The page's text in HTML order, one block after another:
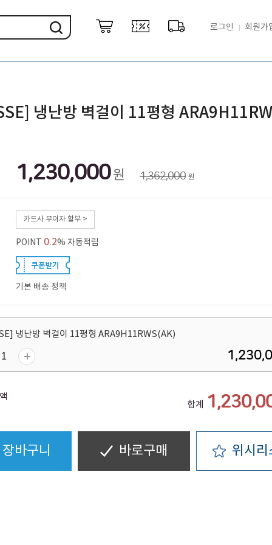
로그인 회원가
냉난방 벽걸이 11평형
1,230,000원 1,362,000 원
카드사 무이자 할부 >
POINT 0.2% 자동적립
기본 배송 정책
냉난방 벽걸이 11평형 ARA9H11RWS(AK)
합계
바구니 바로구매 위시리